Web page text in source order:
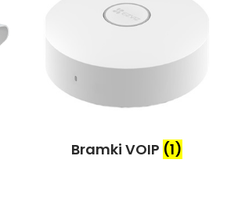
Bramki VOIP (1)